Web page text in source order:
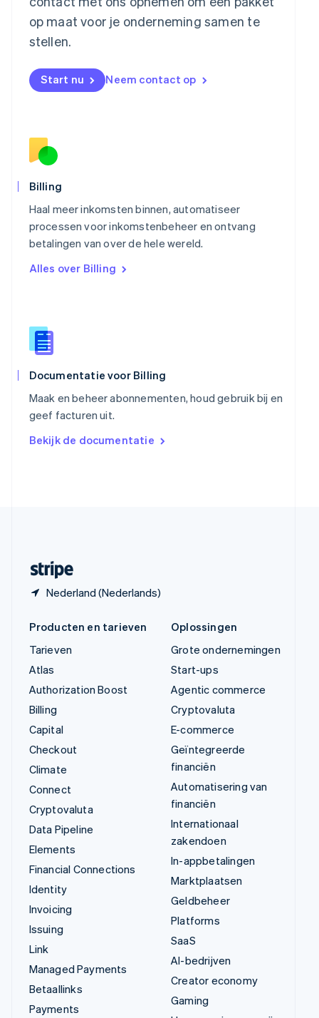
op maat voor je onderneming samen te
stellen.
Start nu Neem contact op
Billing
Haal meer inkomsten binnen, automatiseer
processen voor inkomstenbeheer en ontvang
betalingen van over de hele wereld.
Alles over Billing
Documentatie voor Billing
Maak en beheer abonnementen, houd gebruik bij en
geef facturen uit.
Bekijk de documentatie
Nederland (Nederlands)
Nederland
Nederlands
English
Noorwegen
English
Portugal
Roemenië
English
Singapore
English
Slovenië
EnglishItaliano
Español
Thailand
ไทย
Tsjechië
Vasteland van China
简体中文English
English
Producten en tarieven
Tarieven
Atlas
Authorization Boost
Billing
Capital
Checkout
Climate
Connect
Cryptovaluta
Data Pipeline
Elements
Financial Connections
Identity
Invoicing
Issuing
Link
Managed Payments
Betaallinks
Payments
Oplossingen
Grote ondernemingen
Start-ups
Agentic commerce
Cryptovaluta
E-commerce
Geïntegreerde
financiën
Automatisering van
financiën
Internationaal
zakendoen
In-appbetalingen
Marktplaatsen
Geldbeheer
Platforms
SaaS
AI-bedrijven
Creator economy
Gaming